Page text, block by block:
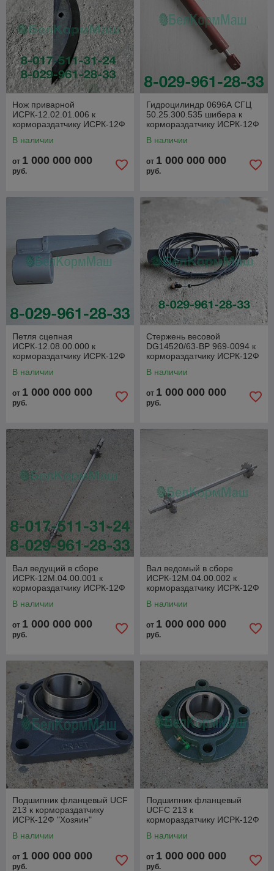
Нож приварной
ИСРК-12.02.01.006 к
кормораздатчику ИСРК-12Ф
В наличии
от 1 000 000 000
руб.
Гидроцилиндр 0696А СГЦ
50.25.300.535 шибера к
кормораздатчику ИСРК-12Ф
В наличии
от 1 000 000 000
руб.
Петля сцепная
ИСРК-12.08.00.000 к
кормораздатчику ИСРК-12Ф
В наличии
от 1 000 000 000
руб.
Стержень весовой
DG14520/63-ВР 969-0094 к
кормораздатчику ИСРК-12Ф
В наличии
от 1 000 000 000
руб.
Вал ведущий в сборе
ИСРК-12М.04.00.001 к
кормораздатчику ИСРК-12Ф
В наличии
от 1 000 000 000
руб.
Вал ведомый в сборе
ИСРК-12М.04.00.002 к
кормораздатчику ИСРК-12Ф
В наличии
от 1 000 000 000
руб.
Подшипник фланцевый UCF
213 к кормораздатчику
ИСРК-12Ф "Хозяин"
В наличии
от 1 000 000 000
руб.
Подшипник фланцевый
UCFC 213 к
кормораздатчику ИСРК-12Ф
В наличии
от 1 000 000 000
руб.